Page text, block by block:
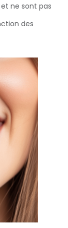
ne sont pas
des